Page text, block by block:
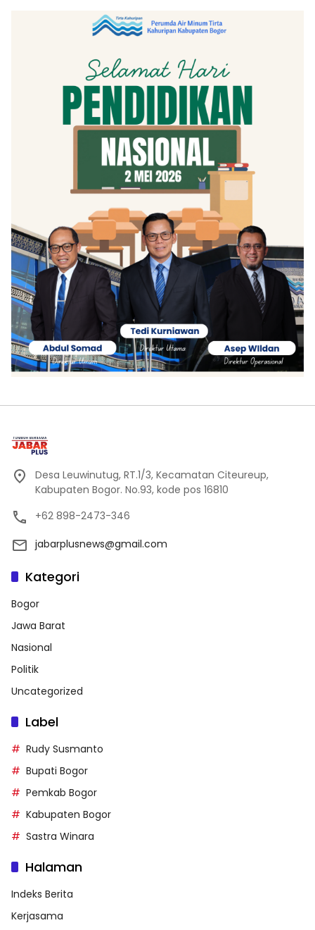
Desa Leuwinutug, RT.1/3, Kecamatan Citeureup,
Kabupaten Bogor. No.93, kode pos 16810
+62 898-2473-346
jabarplusnews@gmail.com
Kategori
Bogor
Jawa Barat
Nasional
Politik
Uncategorized
Label
Rudy Susmanto
Bupati Bogor
Pemkab Bogor
Kabupaten Bogor
Sastra Winara
Halaman
Indeks Berita
Kerjasama